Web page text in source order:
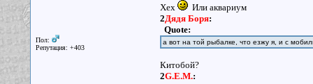
Пол:
Репутация: +403
Хех
Или аквариум
2Дядя Боря:
Quote:
а вот на той рыбалке, что езжу я, и с
Китобой?
2G.E.M.: